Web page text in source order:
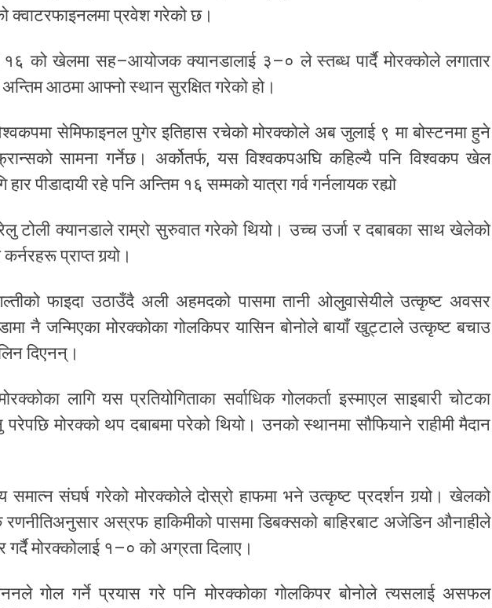
क्वाटरफाइनलमा प्रवेश गरेको छ।
१६ को खेलमा सह–आयोजक क्यानडालाई ३–० ले स्तब्ध पार्दै मोरक्कोले लगातार
आठमा आफ्नो स्थान सुरक्षित गरेको हो।
सेमिफाइनल पुगेर इतिहास रचेको मोरक्कोले अब जुलाई ९ मा बोस्टनमा हुने
सामना गर्नेछ। अर्कोतर्फ, यस विश्वकपअघि कहिल्यै पनि विश्वकप खेल
पीडादायी रहे पनि अन्तिम १६ सम्मको यात्रा गर्व गर्नलायक रह्यो
टोली क्यानडाले राम्रो सुरुवात गरेको थियो। उच्च उर्जा र दबाबका साथ खेलेको
प्राप्त गर्‍यो।
फाइदा उठाउँदै अली अहमदको पासमा तानी ओलुवासेयीले उत्कृष्ट अवसर
नै जन्मिएका मोरक्कोका गोलकिपर यासिन बोनोले बायाँ खुट्टाले उत्कृष्ट बचाउ
दिएनन्।
लागि यस प्रतियोगिताका सर्वाधिक गोलकर्ता इस्माएल साइबारी चोटका
परेपछि मोरक्को थप दबाबमा परेको थियो। उनको स्थानमा सौफियाने राहीमी मैदान
समात्न संघर्ष गरेको मोरक्कोले दोस्रो हाफमा भने उत्कृष्ट प्रदर्शन गर्‍यो। खेलको
अस्रफ हाकिमीको पासमा डिबक्सको बाहिरबाट अजेडिन औनाहीले
गर्दै मोरक्कोलाई १–० को अग्रता दिलाए।
गोल गर्ने प्रयास गरे पनि मोरक्कोका गोलकिपर बोनोले त्यसलाई असफल